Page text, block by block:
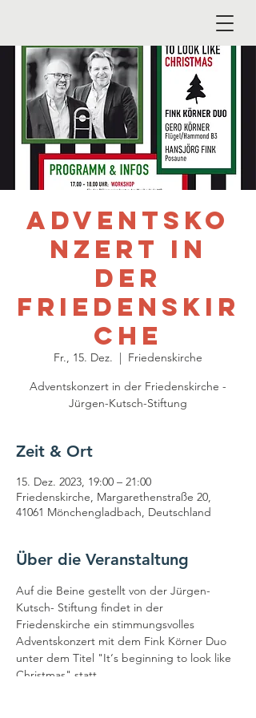
Adventsko
nzert in
der
Friedenskir
che
Fr., 15. Dez.
  |
Friedenskirche
Adventskonzert in der Friedenskirche -
Jürgen-Kutsch-Stiftung
Zeit & Ort
15. Dez. 2023, 19:00 – 21:00
Friedenskirche, Margarethenstraße 20,
41061 Mönchengladbach, Deutschland
Über die Veranstaltung
Auf die Beine gestellt von der Jürgen-
Kutsch- Stiftung findet in der
Friedenskirche ein stimmungsvolles
Adventskonzert mit dem Fink Körner Duo
unter dem Titel "It‘s beginning to look like
Christmas" statt.